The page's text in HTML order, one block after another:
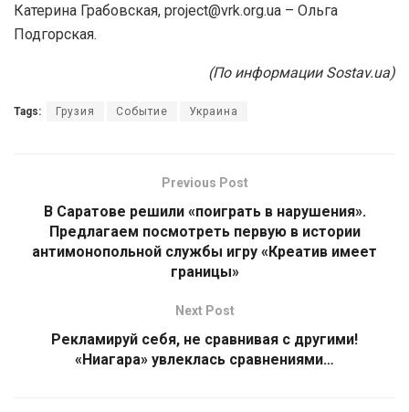
Катерина Грабовская, project@vrk.org.ua – Ольга
Подгорская.
(По информации Sostav.ua)
Tags: Грузия Событие Украина
Previous Post
В Саратове решили «поиграть в нарушения».
Предлагаем посмотреть первую в истории
антимонопольной службы игру «Креатив имеет
границы»
Next Post
Рекламируй себя, не сравнивая с другими!
«Ниагара» увлеклась сравнениями…